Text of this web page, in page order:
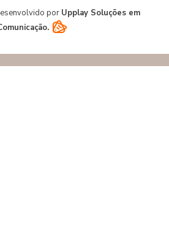
por Upplay Soluções em